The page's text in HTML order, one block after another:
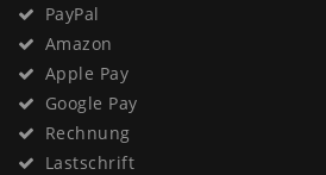
PayPal
Amazon
Apple Pay
Google Pay
Rechnung
Lastschrift